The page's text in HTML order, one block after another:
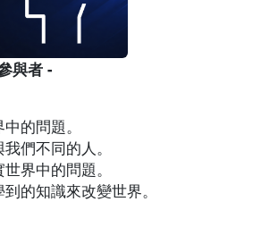
與者 -
的問題。
們不同的人。
界中的問題。
的知識來改變世界。